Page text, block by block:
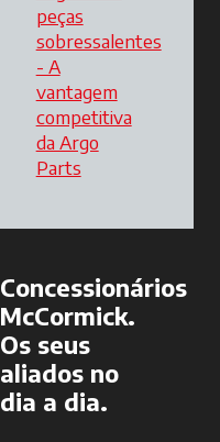
peças
sobressalentes
- A
vantagem
competitiva
da Argo
Parts
Concessionários
McCormick.
Os seus
aliados no
dia a dia.